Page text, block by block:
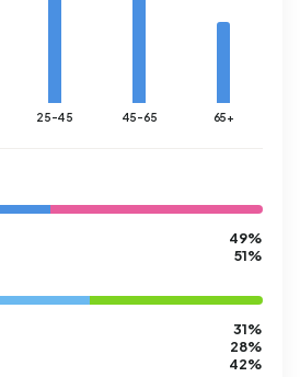
25-45 45-65 65+
49%
51%
31%
28%
42%